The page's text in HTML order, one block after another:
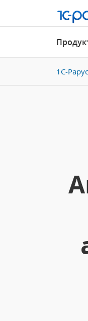
1С-Рарус